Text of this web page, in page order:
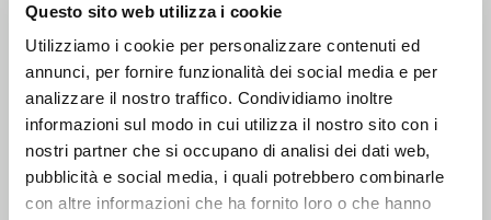
Questo sito web utilizza i cookie
Utilizziamo i cookie per personalizzare contenuti ed
annunci, per fornire funzionalità dei social media e per
analizzare il nostro traffico. Condividiamo inoltre
informazioni sul modo in cui utilizza il nostro sito con i
nostri partner che si occupano di analisi dei dati web,
pubblicità e social media, i quali potrebbero combinarle
con altre informazioni che ha fornito loro o che hanno
risultato sarà sicuramente inimitabile! Inoltre sul
sito di DoctaPrint troverai anche template in PDF
e fogli di istruzione per creare un file corretto.
Stampa cartelline uniche e originalicon
DoctaPrint e testa l’efficienza e la rapidità del